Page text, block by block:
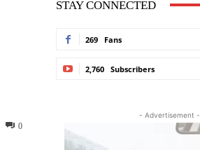
0
STAY CONNECTED
269 Fans
2,760 Subscribers
- Advertisement -